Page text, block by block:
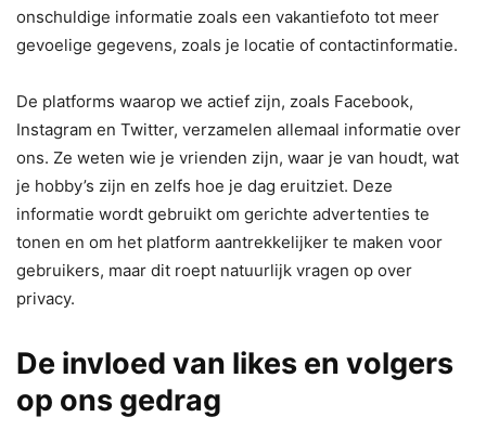
onschuldige informatie zoals een vakantiefoto tot meer
gevoelige gegevens, zoals je locatie of contactinformatie.
De platforms waarop we actief zijn, zoals Facebook,
Instagram en Twitter, verzamelen allemaal informatie over
ons. Ze weten wie je vrienden zijn, waar je van houdt, wat
je hobby’s zijn en zelfs hoe je dag eruitziet. Deze
informatie wordt gebruikt om gerichte advertenties te
tonen en om het platform aantrekkelijker te maken voor
gebruikers, maar dit roept natuurlijk vragen op over
privacy.
De invloed van likes en volgers
op ons gedrag